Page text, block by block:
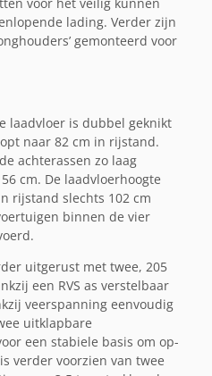
lading. Verder zijn
gemonteerd voor
laadvloer is dubbel geknikt
naar 82 cm in rijstand.
achterassen zo laag
cm. De laadvloerhoogte
rijstand slechts 102 cm
binnen de vier
uitgerust met twee, 205
een RVS as verstelbaar
veerspanning eenvoudig
uitklapbare
een stabiele basis om op-
verder voorzien van twee